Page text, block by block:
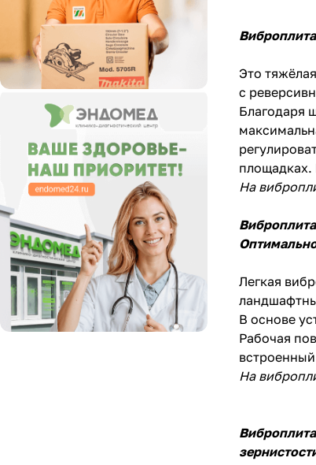
Виброплита
Это
с
Благодаря
площадках.
На
Виброплита
Легкая
В основе
Рабочая
На
Виброплита